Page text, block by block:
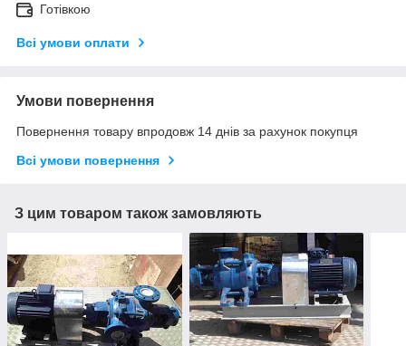
Готівкою
Всі умови оплати
Умови повернення
Повернення товару впродовж 14 днів за рахунок покупця
Всі умови повернення
З цим товаром також замовляють